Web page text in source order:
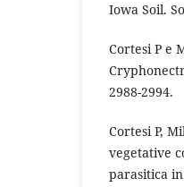
Iowa Soil.
Cortesi P e
2988-2994.
Cortesi P,
vegetative
parasitica in